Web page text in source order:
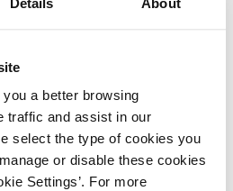
a better browsing
traffic and assist in our
select the type of cookies you
or disable these cookies
Settings’. For more
øget æskens volumen med
blev brugt til at promovere
i toppen af kategorien Point-of-
sekunder og tiltrækker
samtidig med at det reducerer
Saverio Mayer, havde følgende